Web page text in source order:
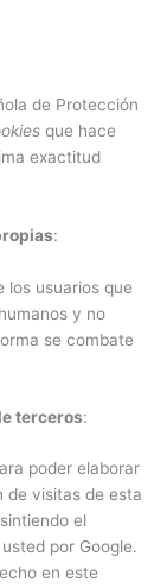
de Protección
que hace
exactitud
:
los usuarios que
y no
se combate
terceros:
poder elaborar
de visitas de esta
el
por Google.
en este